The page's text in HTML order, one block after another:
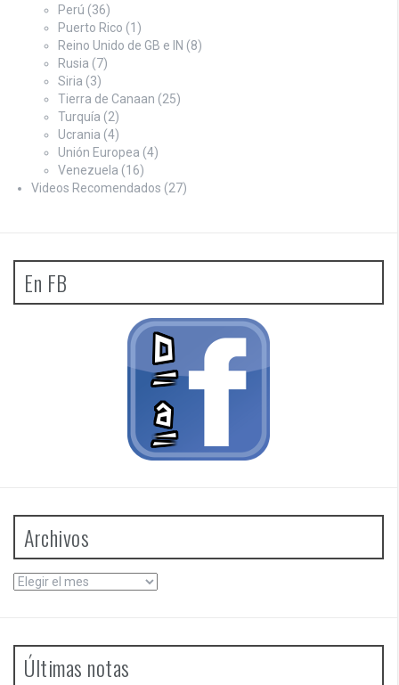
Perú (36)
Puerto Rico (1)
Reino Unido de GB e IN (8)
Rusia (7)
Siria (3)
Tierra de Canaan (25)
Turquía (2)
Ucrania (4)
Unión Europea (4)
Venezuela (16)
Videos Recomendados (27)
En FB
Archivos
Archivos
Últimas notas